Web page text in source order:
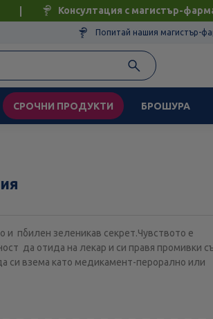
Консултация с магистър-
Попитай нашия магистър-
СРОЧНИ ПРОДУКТИ БРОШУРА
пбилен зеленикав секрет.Чувството е
да отида на лекар и си правя промивки
си взема като медикамент-перорално или